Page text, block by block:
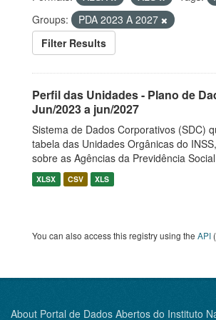
Groups:
PDA 2023 A 2027
Filter Results
Perfil das Unidades - Plano de
Jun/2023 a jun/2027
Sistema de Dados Corporativos (SDC)
tabela das Unidades Orgânicas do
sobre as Agências da Previdência Social
XLSX CSV XLS
You can also access this registry using the API
About Portal de Dados Abertos do Instituto